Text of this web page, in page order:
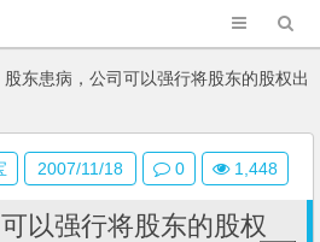
股东患病，公司可以强行将股东的股权出
以强行将股东的股权
2007/11/18 0 1,448